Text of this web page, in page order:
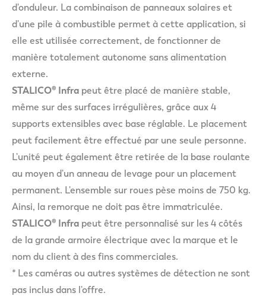
d'onduleur. La combinaison de panneaux solaires et
d'une pile à combustible permet à cette application, si
elle est utilisée correctement, de fonctionner de
manière totalement autonome sans alimentation
externe.
STALICO® Infra peut être placé de manière stable,
même sur des surfaces irrégulières, grâce aux 4
supports extensibles avec base réglable. Le placement
peut facilement être effectué par une seule personne.
L'unité peut également être retirée de la base roulante
au moyen d'un anneau de levage pour un placement
permanent. L'ensemble sur roues pèse moins de 750 kg.
Ainsi, la remorque ne doit pas être immatriculée.
STALICO® Infra peut être personnalisé sur les 4 côtés
de la grande armoire électrique avec la marque et le
nom du client à des fins commerciales.
* Les caméras ou autres systèmes de détection ne sont
pas inclus dans l'offre.